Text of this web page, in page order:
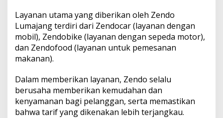
Layanan utama yang diberikan oleh Zendo
Lumajang terdiri dari Zendocar (layanan dengan
mobil), Zendobike (layanan dengan sepeda motor),
dan Zendofood (layanan untuk pemesanan
makanan).
Dalam memberikan layanan, Zendo selalu
berusaha memberikan kemudahan dan
kenyamanan bagi pelanggan, serta memastikan
bahwa tarif yang dikenakan lebih terjangkau.